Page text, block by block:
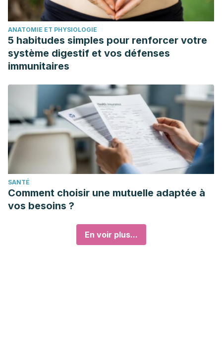
ANATOMIE ET PHYSIOLOGIE
5 habitudes simples pour renforcer votre
système digestif et vos défenses
immunitaires
SANTÉ
Comment choisir une mutuelle adaptée à
vos besoins ?
En voir plus...